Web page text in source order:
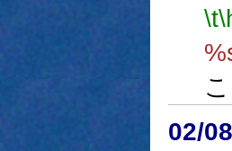
\t
02/